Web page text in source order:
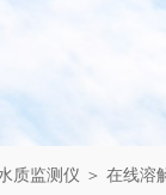
质监测仪 ＞ 在线溶